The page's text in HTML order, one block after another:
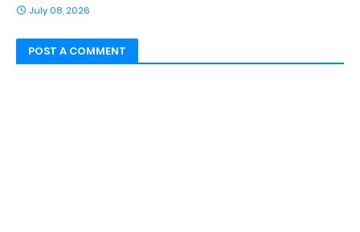
July 08, 2026
POST A COMMENT